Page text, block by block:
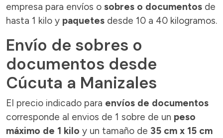
empresa para envíos o sobres o documentos de
hasta 1 kilo y paquetes desde 10 a 40 kilogramos.
Envío de sobres o
documentos desde
Cúcuta a Manizales
El precio indicado para envíos de documentos
corresponde al envios de 1 sobre de un peso
máximo de 1 kilo y un tamaño de 35 cm x 15 cm